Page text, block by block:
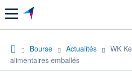
Menu
Bourse Actualités
WK
alimentaires emballés